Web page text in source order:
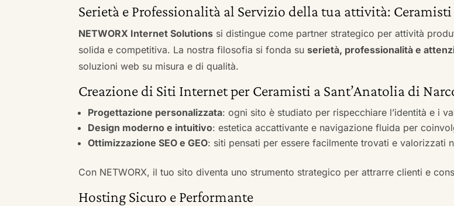
Serietà e Professionalità al Servizio della tua attività:
NETWORX Internet Solutions si distingue come partner strategico per attività
solida e competitiva. La nostra filosofia si fonda suserietà, professionalità e
soluzioni web su misura e di qualità.
Creazione di Siti Internet per Ceramisti a Sant’Anatolia di
Progettazione personalizzata: ogni sito è studiato per rispecchiare l’identità e i
Design moderno e intuitivo: estetica accattivante e navigazione fluida per
Ottimizzazione SEO e GEO: siti pensati per essere facilmente trovati e valorizzati
Con NETWORX, il tuo sito diventa uno strumento strategico per attrarre clienti e
Hosting Sicuro e Performante